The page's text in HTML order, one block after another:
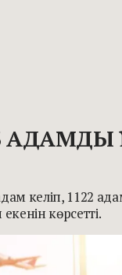
АДАМДЫ
келіп, 1122
көрсетті.